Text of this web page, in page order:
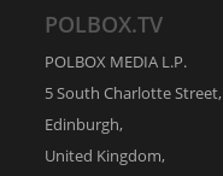
POLBOX.TV
POLBOX MEDIA L.P.
5 South Charlotte Street,
Edinburgh,
United Kingdom,